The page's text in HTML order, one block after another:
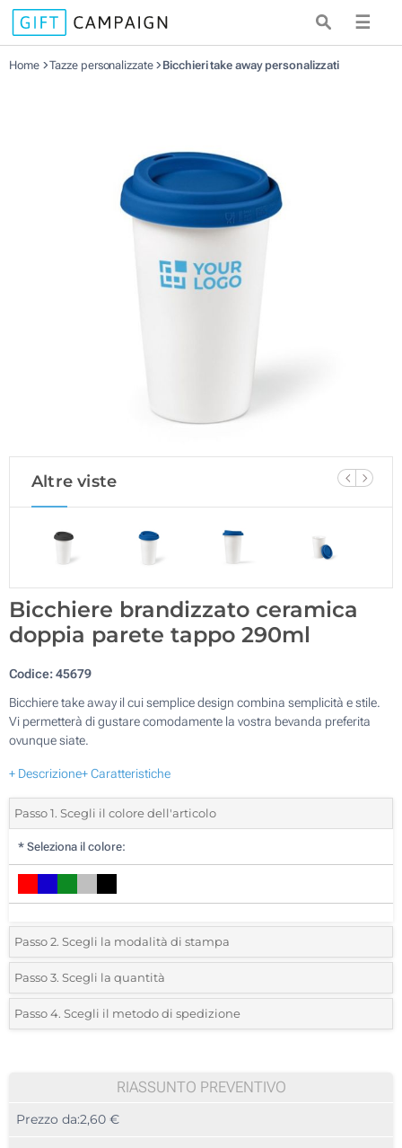
☰
Home Tazze personalizzate Bicchieri take away personalizzati
Altre viste
Bicchiere brandizzato ceramica
doppia parete tappo 290ml
Codice:45679
Bicchiere take away il cui semplice design combina semplicità e stile.
Vi permetterà di gustare comodamente la vostra bevanda preferita
ovunque siate.
+ Descrizione+ Caratteristiche
Passo 1. Scegli il colore dell'articolo
* Seleziona il colore:
Passo 2. Scegli la modalità di stampa
*Seleziona la posizione di stampa e il colore del vostro logo:
1 Colore (Stampa circolare)
3 Colori (Stampa circolare)
Passo 3. Scegli la quantità
*Quantità desiderata:
20
Passo 4. Scegli il metodo di spedizione
RIASSUNTO PREVENTIVO
Prezzo da:2,60 €